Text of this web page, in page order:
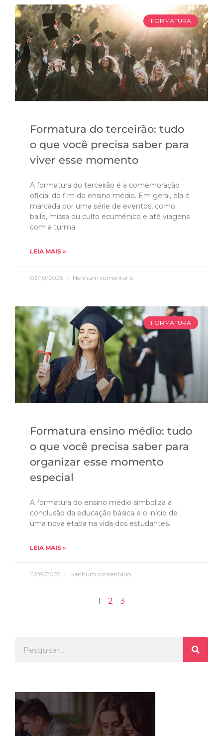
FORMATURA
Formatura do terceirão: tudo
o que você precisa saber para
viver esse momento
A formatura do terceirão é a comemoração
oficial do fim do ensino médio. Em geral, ela é
marcada por uma série de eventos, como
baile, missa ou culto ecumênico e até viagens
com a turma.
LEIA MAIS »
03/10/2025 Nenhum comentário
FORMATURA
Formatura ensino médio: tudo
o que você precisa saber para
organizar esse momento
especial
A formatura do ensino médio simboliza a
conclusão da educação básica e o início de
uma nova etapa na vida dos estudantes.
LEIA MAIS »
11/09/2025 Nenhum comentário
1 2 3